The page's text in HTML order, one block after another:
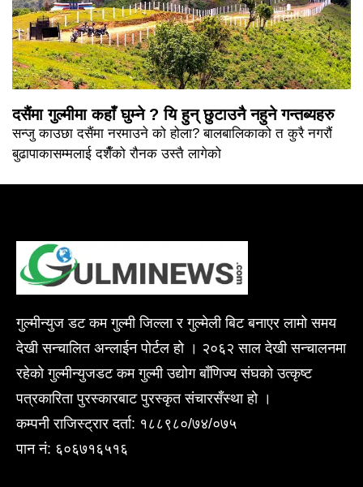
दसैंमा गुल्मीमा कहाँ घुम्ने ? यि हुन् छुटाउनै नहुने गन्तब्यहरु
सन्जु काउछा दसैंमा नरमाउने को होला? बालबालिकाको त कुरै नगरौं
बुढापाकासम्मलाई दशैँको रौनक उस्तै लागेको
गुल्मीन्युज डट कम गुल्मी जिल्ला र गुल्मेली बिट बनाएर लामो समय
देखी सन्चालित अन्लाईन पोर्टल हो । २०६२ साल देखी सन्चालनमा
रहेको गुल्मीन्युजडट कम गुल्मी उद्योग बाँणिज्य संघको उत्कृष्ट
पत्रकारिता पुरस्कारबाट पुरस्कृत संचारसँस्था हो ।
कम्पनी राजिस्ट्रार दर्ता: १८८९८०/७४/०७५
पान नं: ६०६७१६५१६